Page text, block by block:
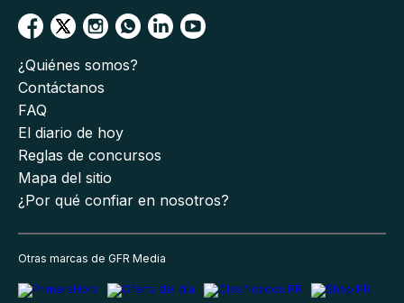
¿Quiénes somos?
Contáctanos
FAQ
El diario de hoy
Reglas de concursos
Mapa del sitio
¿Por qué confiar en nosotros?
Otras marcas de GFR Media